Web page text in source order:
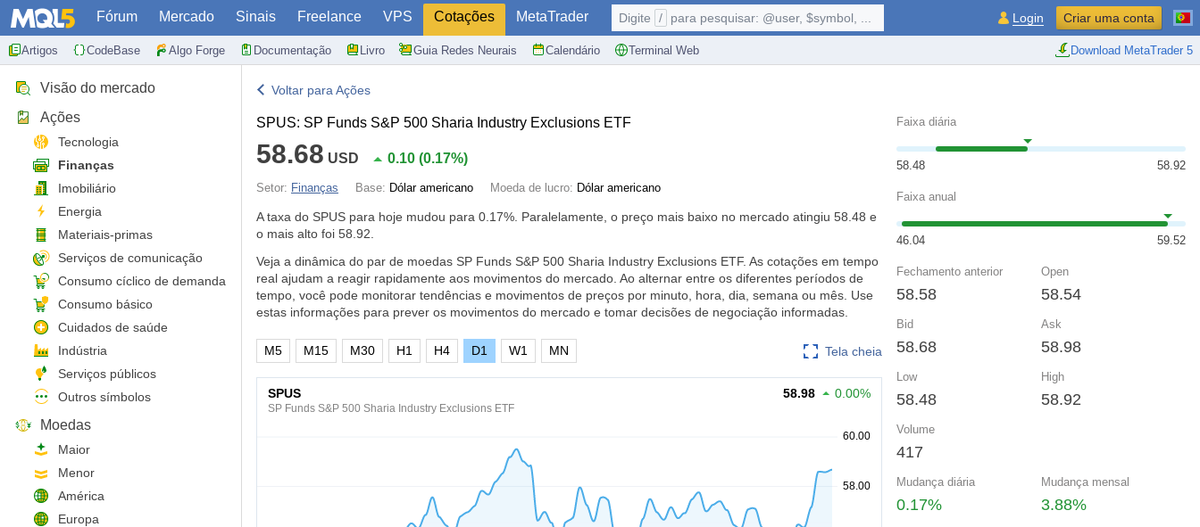
Fórum Mercado Sinais Freelance VPS Cotações MetaTrader
Artigos CodeBase Algo Forge Documentação Livro Guia Redes Neurais Calendário Terminal Web Download MetaTrader 5
Digite / para pesquisar: @user, $symbol, ... Login Criar uma conta
Visão do mercado
Ações
Tecnologia
Finanças
Imobiliário
Energia
Materiais-primas
Serviços de comunicação
Consumo cíclico de demanda
Consumo básico
Cuidados de saúde
Indústria
Serviços públicos
Outros símbolos
Moedas
Maior
Menor
América
Europa
Voltar para Ações
SPUS: SP Funds S&P 500 Sharia Industry Exclusions ETF
58.68 USD 0.10 (0.17%)
Setor: Finanças Base: Dólar americano Moeda de lucro: Dólar americano
A taxa do SPUS para hoje mudou para 0.17% . Paralelamente, o preço mais baixo no mercado atingiu 58.48 e
o mais alto foi 58.92.
Veja a dinâmica do par de moedas SP Funds S&P 500 Sharia Industry Exclusions ETF. As cotações em tempo
real ajudam a reagir rapidamente aos movimentos do mercado. Ao alternar entre os diferentes períodos de
tempo, você pode monitorar tendências e movimentos de preços por minuto, hora, dia, semana ou mês. Use
estas informações para prever os movimentos do mercado e tomar decisões de negociação informadas.
Tela cheia
M5 M15 M30 H1 H4 D1 W1 MN
SPUS
SP Funds S&P 500 Sharia Industry Exclusions ETF
58.98 0.00%
Faixa diária
58.48 58.92
Faixa anual
46.04 59.52
Fechamento anterior
58.58
Open
58.54
Bid
58.68
Ask
58.98
Low
58.48
High
58.92
Volume
417
Mudança diária
0.17%
Mudança mensal
3.88%